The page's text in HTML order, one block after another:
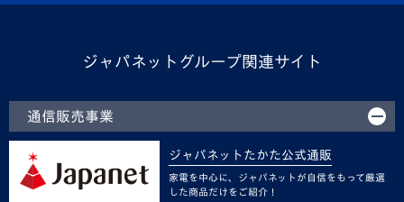
ジャパネットグループ関連サイト
通信販売事業
ジャパネットたかた公式通販
家電を中心に、ジャパネットが自信をもって厳選
した商品だけをご紹介！